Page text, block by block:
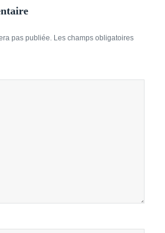
pas publiée. Les champs obligatoires